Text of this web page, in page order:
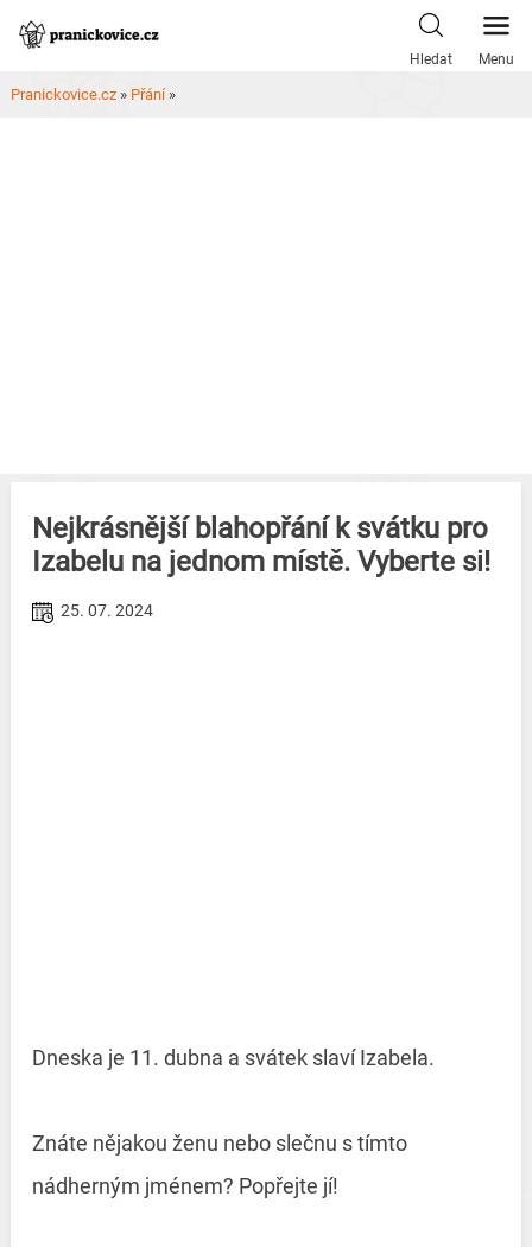
Skip
Hledat Menu
Pranickovice.cz » Přání»
Nejkrásnější blahopřání k svátku pro
Izabelu na jednom místě. Vyberte si!
25. 07. 2024
Dneska je 11. dubna a svátek slaví Izabela.
Znáte nějakou ženu nebo slečnu s tímto
nádherným jménem? Popřejte jí!